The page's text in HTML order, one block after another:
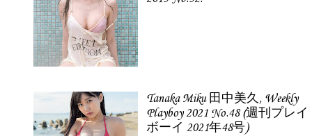
Tanaka Miku 田中美久, Weekly
Playboy 2021 No.48 (週刊プレイ
ボーイ 2021年48号)